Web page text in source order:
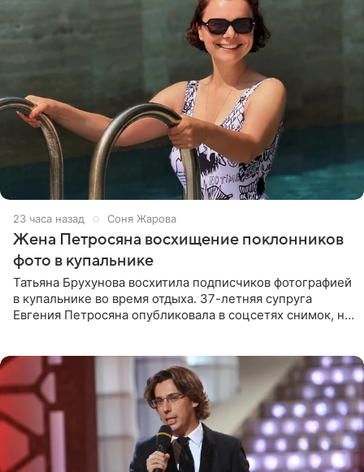
23 часа назад Соня Жарова
Жена Петросяна восхищение поклонников
фото в купальнике
Татьяна Брухунова восхитила подписчиков фотографией
в купальнике во время отдыха. 37-летняя супруга
Евгения Петросяна опубликовала в соцсетях снимок, на